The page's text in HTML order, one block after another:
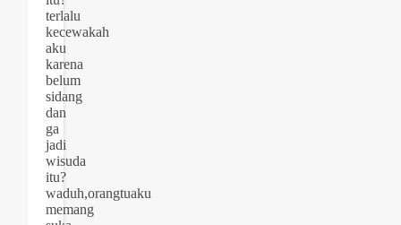
terlalu
kecewakah
aku
karena
belum
sidang
dan
ga
jadi
wisuda
itu?
waduh,orangtuaku
memang